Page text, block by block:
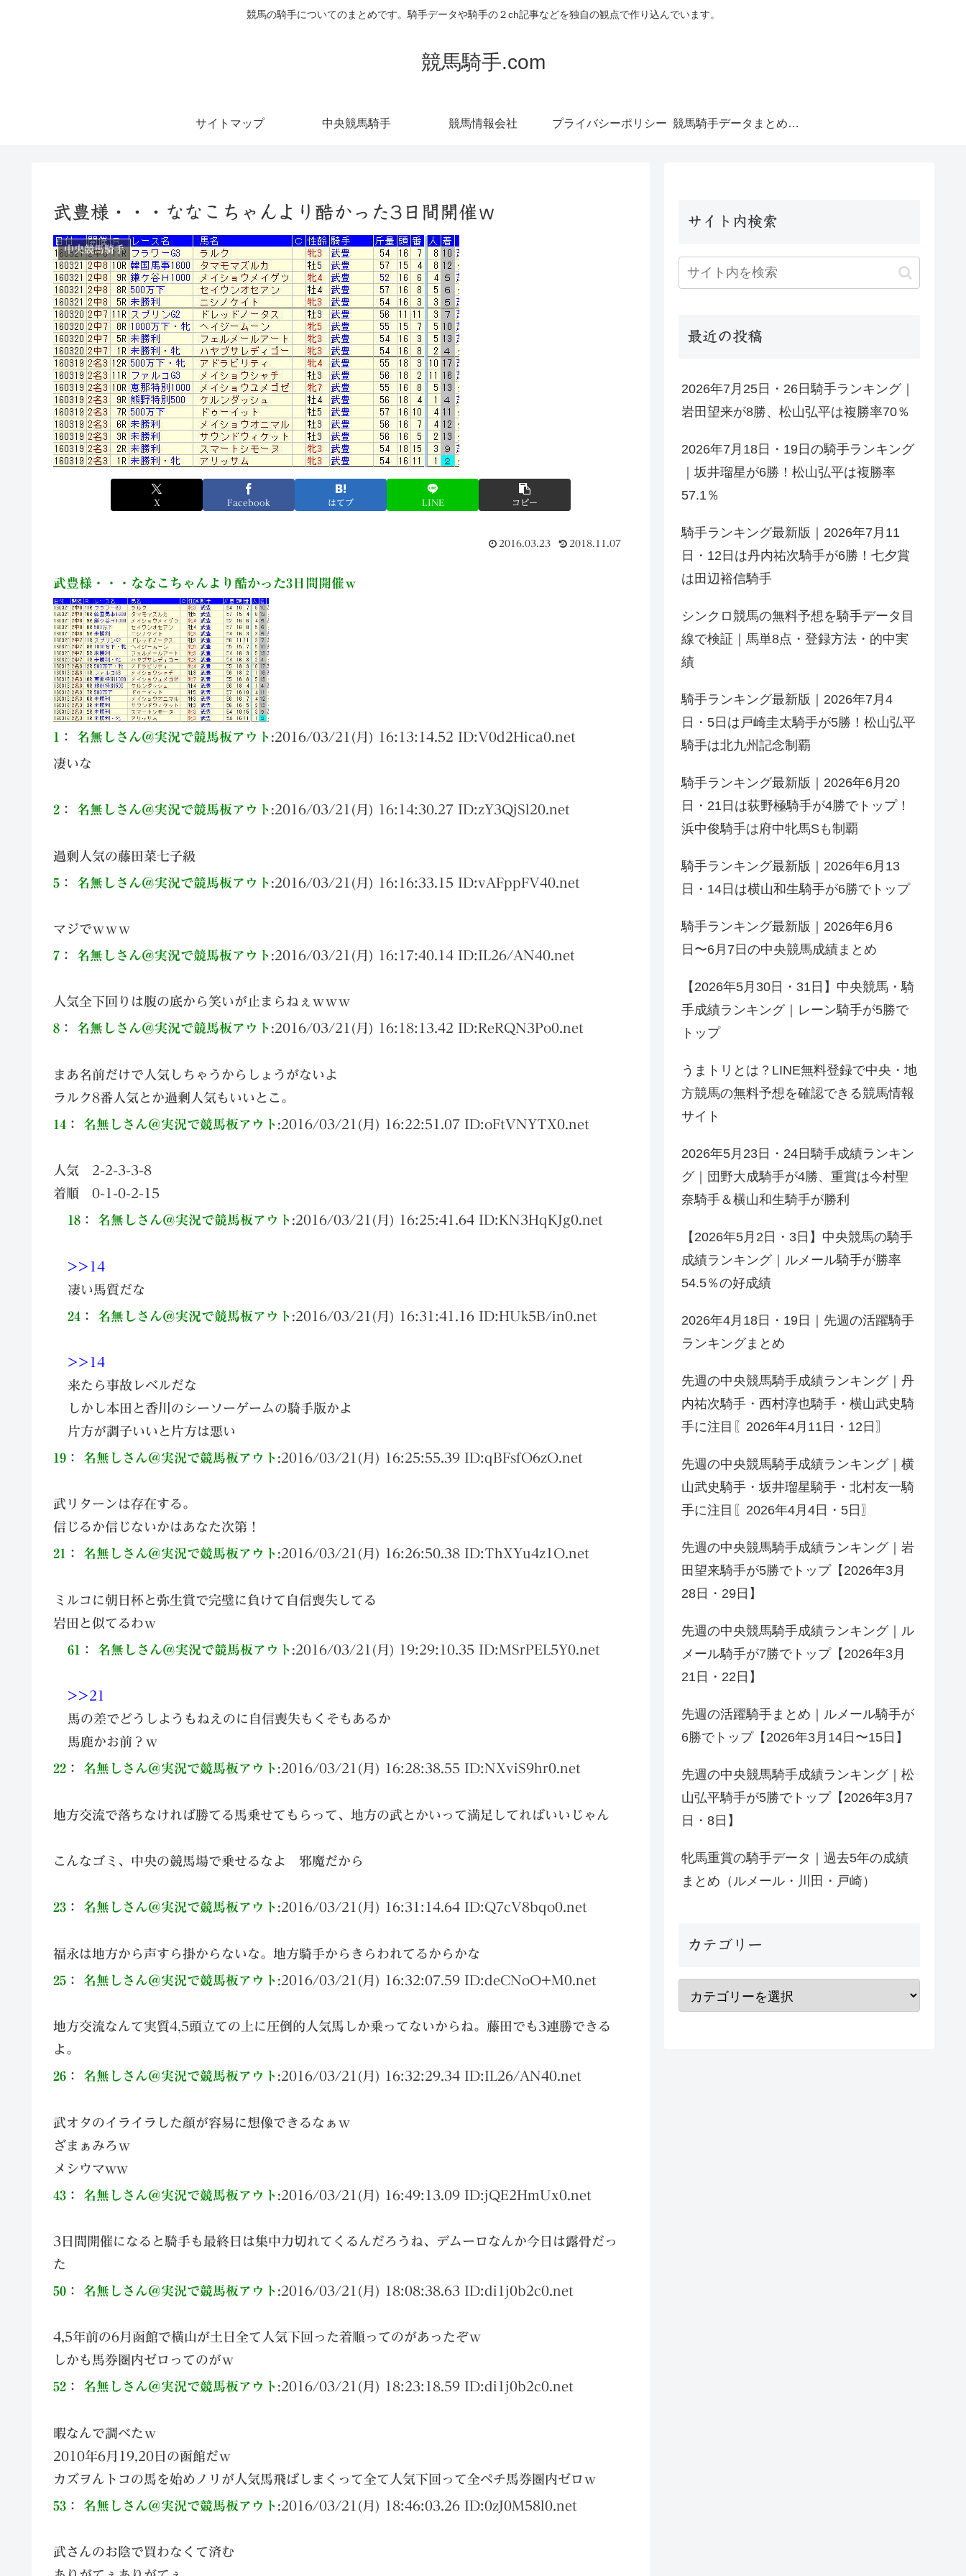
競馬の騎手についてのまとめです。騎手データや騎手の２ch記事などを独自の観点で作り込んでいます。
競馬騎手.com
サイトマップ 中央競馬騎手 競馬情報会社 プライバシーポリシー 競馬騎手データまとめ｜騎手成績ランキング
武豊様・・・ななこちゃんより酷かった3日間開催ｗ
中央競馬騎手
X Facebook はてブ LINE コピー
2016.03.23 2018.11.07
武豊様・・・ななこちゃんより酷かった3日間開催ｗ
1 ： 名無しさん＠実況で競馬板アウト :2016/03/21(月) 16:13:14.52 ID:V0d2Hica0.net
凄いな
2 ： 名無しさん＠実況で競馬板アウト :2016/03/21(月) 16:14:30.27 ID:zY3QjSl20.net
過剰人気の藤田菜七子級
5 ： 名無しさん＠実況で競馬板アウト :2016/03/21(月) 16:16:33.15 ID:vAFppFV40.net
マジでｗｗｗ
7 ： 名無しさん＠実況で競馬板アウト :2016/03/21(月) 16:17:40.14 ID:IL26/AN40.net
人気全下回りは腹の底から笑いが止まらねぇｗｗｗ
8 ： 名無しさん＠実況で競馬板アウト :2016/03/21(月) 16:18:13.42 ID: ReRQN3Po0.net
まあ名前だけで人気しちゃうからしょうがないよ
ラルク8番人気とか過剰人気もいいとこ。
14 ： 名無しさん＠実況で競馬板アウト :2016/03/21(月) 16:22:51.07 ID:oFtVNYTX0.net
人気 2-2-3-3-8
着順 0-1-0-2-15
18 ： 名無しさん＠実況で競馬板アウト :2016/03/21(月) 16:25:41.64 ID:KN3HqKJg0.net
>>14
凄い馬質だな
24 ： 名無しさん＠実況で競馬板アウト :2016/03/21(月) 16:31:41.16 ID:HUk5B/in0.net
>>14
来たら事故レベルだな
しかし本田と香川のシーソーゲームの騎手版かよ
片方が調子いいと片方は悪い
19 ： 名無しさん＠実況で競馬板アウト :2016/03/21(月) 16:25:55.39 ID:qBFsfO6zO.net
武リターンは存在する。
信じるか信じないかはあなた次第！
21 ： 名無しさん＠実況で競馬板アウト :2016/03/21(月) 16:26:50.38 ID:ThXYu4z1O.net
ミルコに朝日杯と弥生賞で完璧に負けて自信喪失してる
岩田と似てるわｗ
61 ： 名無しさん＠実況で競馬板アウト :2016/03/21(月) 19:29:10.35 ID:MSrPEL5Y0.net
>>21
馬の差でどうしようもねえのに自信喪失もくそもあるか
馬鹿かお前？ｗ
22 ： 名無しさん＠実況で競馬板アウト :2016/03/21(月) 16:28:38.55 ID:NXviS9hr0.net
地方交流で落ちなければ勝てる馬乗せてもらって、地方の武とかいって満足してればいいじゃん
こんなゴミ、中央の競馬場で乗せるなよ 邪魔だから
23 ： 名無しさん＠実況で競馬板アウト :2016/03/21(月) 16:31:14.64 ID:Q7cV8bqo0.net
福永は地方から声すら掛からないな。地方騎手からきらわれてるからかな
25 ： 名無しさん＠実況で競馬板アウト :2016/03/21(月) 16:32:07.59 ID:deCNoO+M0.net
地方交流なんて実質4,5頭立ての上に圧倒的人気馬しか乗ってないからね。藤田でも3連勝できる
よ。
26 ： 名無しさん＠実況で競馬板アウト :2016/03/21(月) 16:32:29.34 ID:IL26/AN40.net
武オタのイライラした顔が容易に想像できるなぁｗ
ざまぁみろｗ
メシウマww
43 ： 名無しさん＠実況で競馬板アウト :2016/03/21(月) 16:49:13.09 ID:jQE2HmUx0.net
3日間開催になると騎手も最終日は集中力切れてくるんだろうね、デムーロなんか今日は露骨だっ
た
50 ： 名無しさん＠実況で競馬板アウト :2016/03/21(月) 18:08:38.63 ID:di1j0b2c0.net
4,5年前の6月函館で横山が土日全て人気下回った着順ってのがあったぞｗ
しかも馬券圏内ゼロってのがｗ
52 ： 名無しさん＠実況で競馬板アウト :2016/03/21(月) 18:23:18.59 ID:di1j0b2c0.net
暇なんで調べたｗ
2010年6月19,20日の函館だｗ
カズヲんトコの馬を始めノリが人気馬飛ばしまくって全て人気下回って全ペチ馬券圏内ゼロｗ
53 ： 名無しさん＠実況で競馬板アウト :2016/03/21(月) 18:46:03.26 ID:0zJ0M58l0.net
武さんのお陰で買わなくて済む
サイト内検索
最近の投稿
2026年7月25日・26日騎手ランキング｜
岩田望来が8勝、松山弘平は複勝率70％
2026年7月18日・19日の騎手ランキング
｜坂井瑠星が6勝！松山弘平は複勝率
57.1％
騎手ランキング最新版｜2026年7月11
日・12日は丹内祐次騎手が6勝！七夕賞
は田辺裕信騎手
シンクロ競馬の無料予想を騎手データ目
線で検証｜馬単8点・登録方法・的中実
績
騎手ランキング最新版｜2026年7月4
日・5日は戸崎圭太騎手が5勝！松山弘平
騎手は北九州記念制覇
騎手ランキング最新版｜2026年6月20
日・21日は荻野極騎手が4勝でトップ！
浜中俊騎手は府中牝馬Sも制覇
騎手ランキング最新版｜2026年6月13
日・14日は横山和生騎手が6勝でトップ
騎手ランキング最新版｜2026年6月6
日〜6月7日の中央競馬成績まとめ
【2026年5月30日・31日】中央競馬・騎
手成績ランキング｜レーン騎手が5勝で
トップ
うまトリとは？LINE無料登録で中央・地
方競馬の無料予想を確認できる競馬情報
サイト
2026年5月23日・24日騎手成績ランキン
グ｜団野大成騎手が4勝、重賞は今村聖
奈騎手＆横山和生騎手が勝利
【2026年5月2日・3日】中央競馬の騎手
成績ランキング｜ルメール騎手が勝率
54.5％の好成績
2026年4月18日・19日｜先週の活躍騎手
ランキングまとめ
先週の中央競馬騎手成績ランキング｜丹
内祐次騎手・西村淳也騎手・横山武史騎
手に注目〖2026年4月11日・12日〗
先週の中央競馬騎手成績ランキング｜横
山武史騎手・坂井瑠星騎手・北村友一騎
手に注目〖2026年4月4日・5日〗
先週の中央競馬騎手成績ランキング｜岩
田望来騎手が5勝でトップ【2026年3月
28日・29日】
先週の中央競馬騎手成績ランキング｜ル
メール騎手が7勝でトップ【2026年3月
21日・22日】
先週の活躍騎手まとめ｜ルメール騎手が
6勝でトップ【2026年3月14日〜15日】
先週の中央競馬騎手成績ランキング｜松
山弘平騎手が5勝でトップ【2026年3月7
日・8日】
牝馬重賞の騎手データ｜過去5年の成績
まとめ（ルメール・川田・戸崎）
カテゴリー